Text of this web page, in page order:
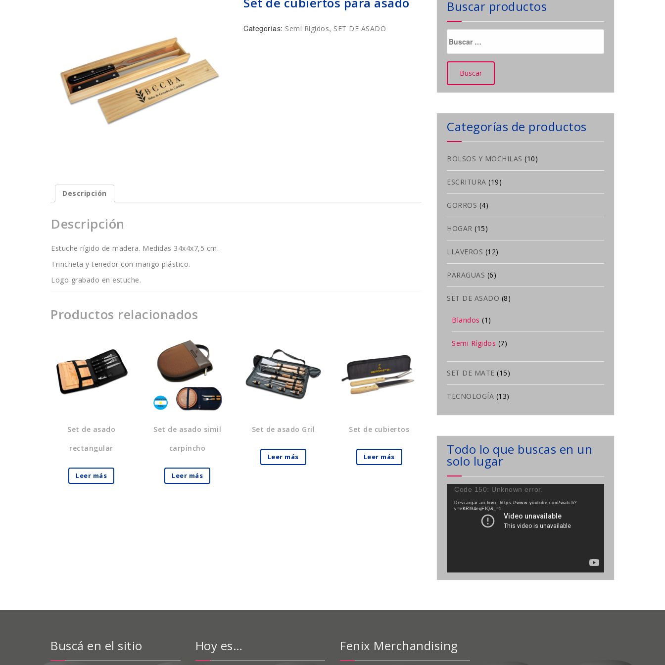
Categorías: Semi Rígidos, SET DE ASADO
Descripción
Descripción
Estuche rígido de madera. Medidas 34x4x7,5 cm.
Trincheta y tenedor con mango plástico.
Logo grabado en estuche.
Productos relacionados
Set de asado
rectangular
Leer más
Set de asado simil
carpincho
Leer más
Set de asado Gril
Leer más
Set de cubiertos
Leer más
Buscar productos
Categorías de productos
BOLSOS Y MOCHILAS (10)
ESCRITURA (19)
GORROS (4)
HOGAR (15)
LLAVEROS (12)
PARAGUAS (6)
SET DE ASADO (8)
Blandos (1)
Semi Rígidos (7)
SET DE MATE (15)
TECNOLOGÍA (13)
Todo lo que buscas en un
solo lugar
Reproductor
de
vídeo
Code 150: Unknown error.
Descargar archivo: https://www.youtube.com/watch?
v=eKRl94eqFfQ&_=1
Buscá en el sitio Hoy es… Fenix Merchandising